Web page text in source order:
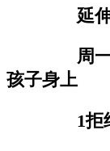
延伸
周一
孩子身上
1拒绝